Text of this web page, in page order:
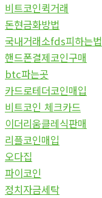
비트코인퀵거래
돈현금화방법
국내거래소fds피하는법
핸드폰결제코인구매
btc파는곳
카드로테더코인매입
비트코인 체크카드
이더리움클레식판매
리플코인매입
오다집
파이코인
정치자금세탁